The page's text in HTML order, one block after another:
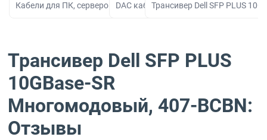
Кабели для ПК, серверов, сети, СКС и электропитания
DAC кабелиТрансивер Dell SFP PLUS
Трансивер Dell SFP PLUS
10GBase-SR
Многомодовый, 407-BCBN:
Отзывы